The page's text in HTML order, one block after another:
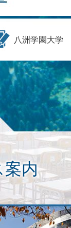
八洲学園大学
案内